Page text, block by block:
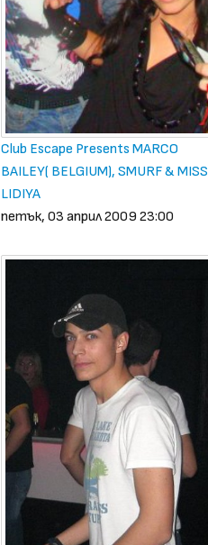
Club Escape Presents MARCO
BAILEY( BELGIUM), SMURF & MISS
LIDIYA
петък, 03 април 2009 23:00